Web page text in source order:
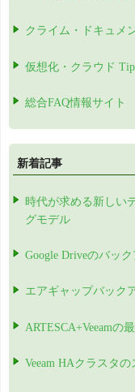
クライム・ドキュメ
仮想化・クラウド
総合FAQ情報サイト
新着記事
時代が求める新しい
グモデル
Google Driveのバッ
エアギャップバック
ARTESCA+Veeamの
Veeam HAクラスタ